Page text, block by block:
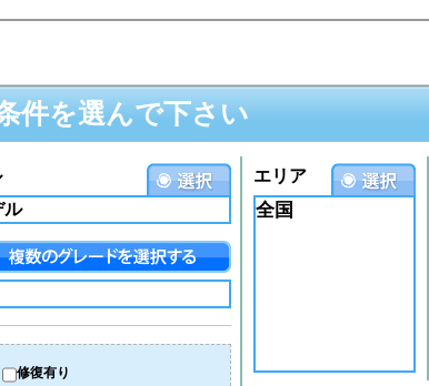
件を選んで下さい
修復有り
エリア
全国